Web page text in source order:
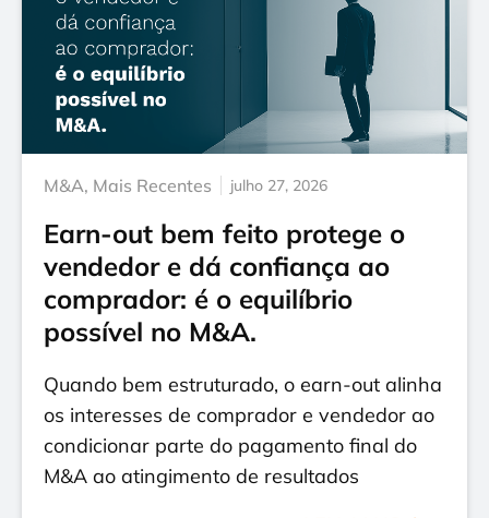
M&A, Mais Recentes julho 27, 2026
Earn-out bem feito protege o
vendedor e dá confiança ao
comprador: é o equilíbrio
possível no M&A.
Quando bem estruturado, o earn-out alinha
os interesses de comprador e vendedor ao
condicionar parte do pagamento final do
M&A ao atingimento de resultados